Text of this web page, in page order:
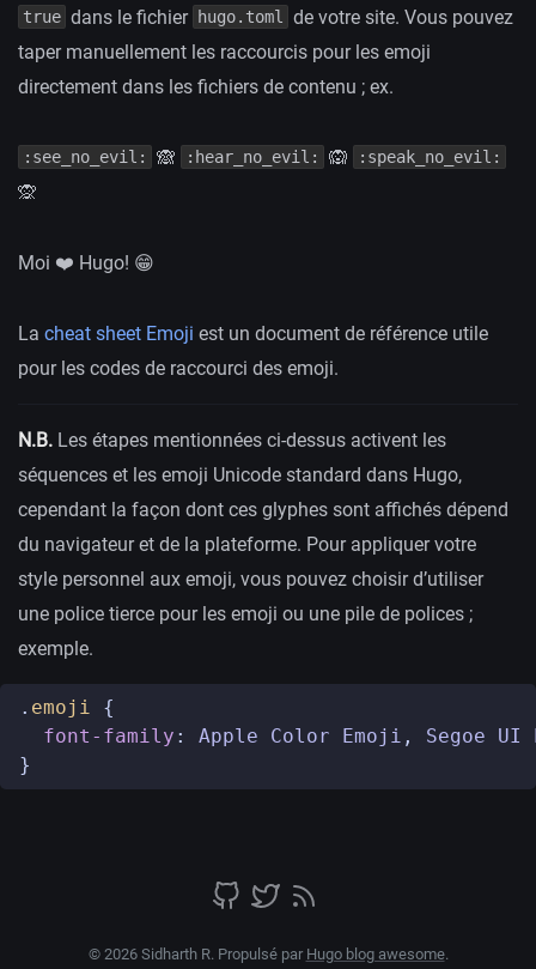
true dans le fichier hugo.toml de votre site. Vous pouvez
taper manuellement les raccourcis pour les emoji
directement dans les fichiers de contenu ; ex.
:see_no_evil: 🙈 :hear_no_evil: 🙉 :speak_no_evil:
🙊
Moi ❤️ Hugo! 😁
La cheat sheet Emoji est un document de référence utile
pour les codes de raccourci des emoji.
N.B. Les étapes mentionnées ci-dessus activent les
séquences et les emoji Unicode standard dans Hugo,
cependant la façon dont ces glyphes sont affichés dépend
du navigateur et de la plateforme. Pour appliquer votre
style personnel aux emoji, vous pouvez choisir d’utiliser
une police tierce pour les emoji ou une pile de polices ;
exemple.
. emoji
{
font-family : Apple Color Emoji , Segoe UI
}
© 2026 Sidharth R. Propulsé par Hugo blog awesome.